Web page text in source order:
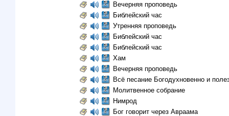
Вечерняя проповедь
Библейский час
Утренняя проповедь
Библейский час
Библейский час
Хам
Вечерняя проповедь
Всё песание Богодухновенно и
Молитвенное собрание
Нимрод
Бог говорит через Авраама